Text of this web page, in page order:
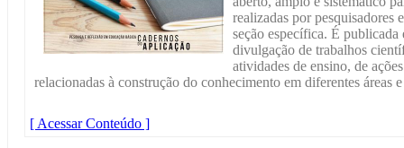
realizadas por pesquisadores
seção específica. É
divulgação de trabalhos
atividades de ensino, de
relacionadas à construção do conhecimento em diferentes áreas
[ Acessar Conteúdo ]